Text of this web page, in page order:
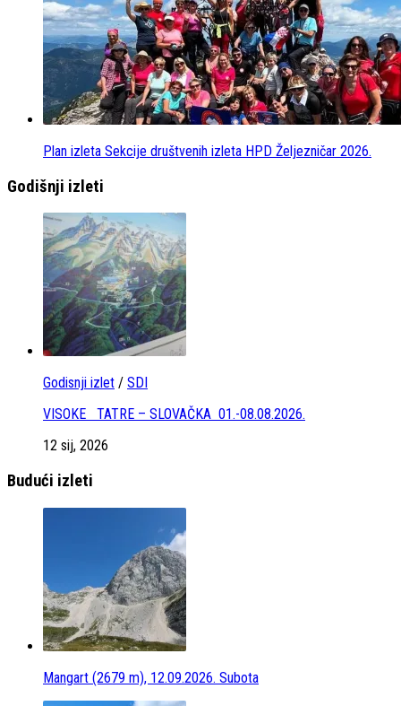
Plan izleta Sekcije društvenih izleta HPD Željezničar 2026.
Godišnji izleti
Godisnji izlet / SDI
VISOKE TATRE – SLOVAČKA 01.-08.08.2026.
12 sij, 2026
Budući izleti
Mangart (2679 m), 12.09.2026. Subota